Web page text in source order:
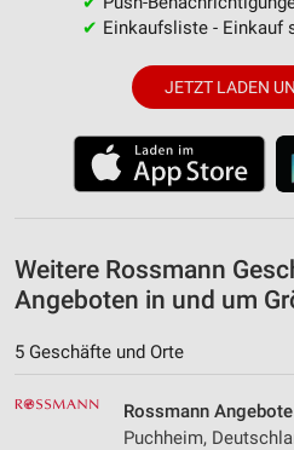
✔ Einkaufsliste - Einkauf
JETZT LADEN
Weitere Rossmann
Angeboten in und um
5 Geschäfte und Orte
Rossmann
Puchheim,
Verwendung reduzierter Daten
Werbeanzeigen
Erstellung von Profilen für
Verwendung von Profilen zur
personalisierter Werbung
Verwendung von Profilen zur
personalisierter Inhalte
Messung der Werbeleistung
Messung der Performance von